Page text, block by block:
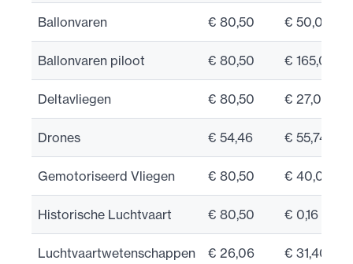
Ballonvaren € 80,50 € 50,00
Ballonvaren piloot € 80,50 € 165,00
Deltavliegen € 80,50 € 27,00
Drones € 54,46 € 55,74
Gemotoriseerd Vliegen € 80,50 € 40,00
Historische Luchtvaart € 80,50 € 0,16
Luchtvaartwetenschappen € 26,06 € 31,40